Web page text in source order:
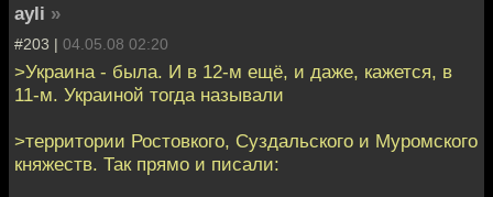
ayli »
#203 | 04.05.08 02:20
>Украина - была. И в 12-м ещё, и даже, кажется, в
11-м. Украиной тогда называли
>территории Ростовкого, Суздальского и Муромского
княжеств. Так прямо и писали: